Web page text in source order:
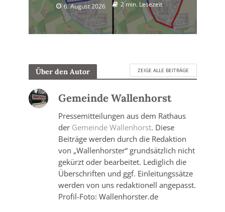
6. August 2026 2 min. Lesezeit
Über den Autor ZEIGE ALLE BEITRÄGE
Gemeinde Wallenhorst
Pressemitteilungen aus dem Rathaus
der Gemeinde Wallenhorst. Diese
Beiträge werden durch die Redaktion
von „Wallenhorster“ grundsätzlich nicht
gekürzt oder bearbeitet. Lediglich die
Überschriften und ggf. Einleitungssätze
werden von uns redaktionell angepasst.
Profil-Foto: Wallenhorster.de